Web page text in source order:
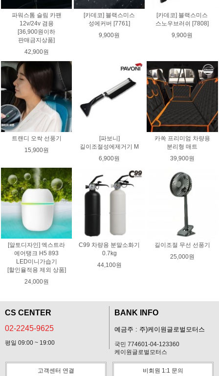
파워스톰 슬림 카팬
12v/24v 겸용
[36,900원이하
판매금지상품]
42,900원
[카데코] 블랙스미스
성에커버 [7761]
9,900원
[카데코] 블랙스미스
스노우브러쉬 [7808]
9,900원
트랜디 오싹 선풍기
15,900원
[파보니]
길이조절성에제거기 M
6,900원
카쏙 프리미엄 차량용
분리형 매트
39,900원
[알토디자인] 엑스트라
에어탱크 H5 893
LED미니가습기
[할인율적용 제외 상품]
24,000원
C99 차량용 분말소화기
0.7kg
44,100원
길이조절 무선 선풍기
25,000원
CS CENTER
02-2245-9625
평일 09:00 ~ 19:00
BANK INFO
예금주 : 주)케이원글로벌모터스
국민 774601-04-123360
케이원글로벌모터스
고객센터 연결 비회원 1:1 문의